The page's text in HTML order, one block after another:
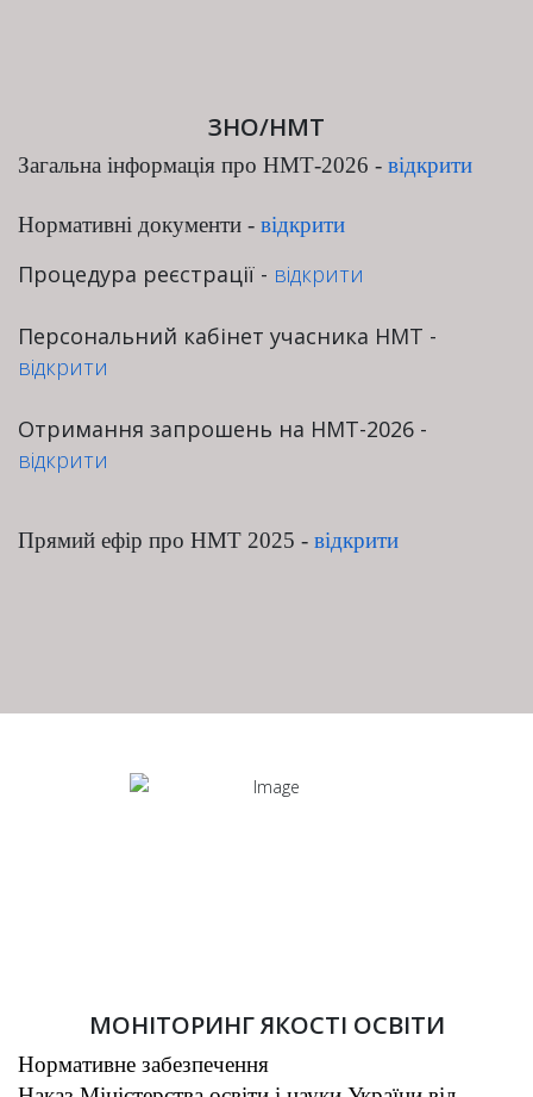
ЗНО/НМТ
Загальна інформація про НМТ-2026 - відкрити
Нормативні документи - відкрити
Процедура реєстрації - відкрити
Персональний кабінет учасника НМТ -
відкрити
Отримання запрошень на НМТ-2026 -
відкрити
Прямий ефір про НМТ 2025 - відкрити
МОНІТОРИНГ ЯКОСТІ ОСВІТИ
Нормативне забезпечення